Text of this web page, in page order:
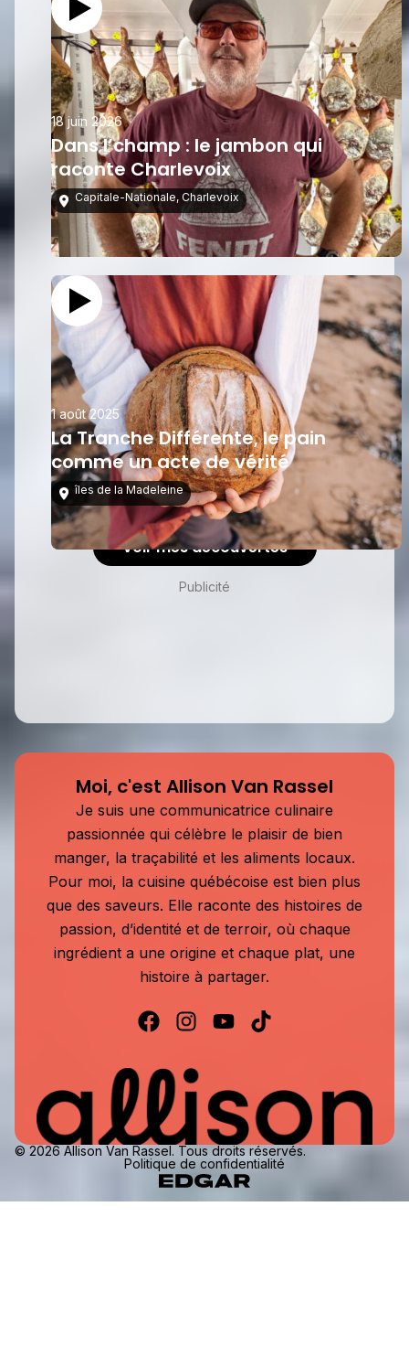
18 juin 2026
Dans l’champ : le jambon qui
raconte Charlevoix
Capitale-Nationale, Charlevoix
1 août 2025
La Tranche Différente, le pain
comme un acte de vérité
îles de la Madeleine
Voir mes découvertes
Publicité
Moi, c'est Allison Van Rassel
Je suis une communicatrice culinaire
passionnée qui célèbre le plaisir de bien
manger, la traçabilité et les aliments locaux.
Pour moi, la cuisine québécoise est bien plus
que des saveurs. Elle raconte des histoires de
passion, d’identité et de terroir, où chaque
ingrédient a une origine et chaque plat, une
histoire à partager.
© 2026 Allison Van Rassel. Tous droits réservés.
Politique de confidentialité